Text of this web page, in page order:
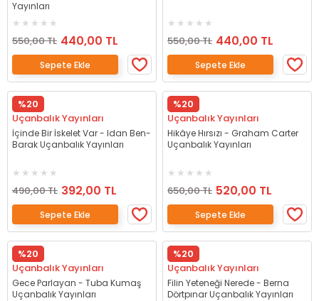
Yayınları
550,00 TL 440,00 TL
Sepete Ekle
550,00 TL 440,00 TL
Sepete Ekle
%20
Uçanbalık Yayınları
İçinde Bir İskelet Var - Idan Ben-
Barak Uçanbalık Yayınları
490,00 TL 392,00 TL
Sepete Ekle
%20
Uçanbalık Yayınları
Hikâye Hırsızı - Graham Carter
Uçanbalık Yayınları
650,00 TL 520,00 TL
Sepete Ekle
%20
Uçanbalık Yayınları
Gece Parlayan - Tuba Kumaş
Uçanbalık Yayınları
%20
Uçanbalık Yayınları
Filin Yeteneği Nerede - Berna
Dörtpınar Uçanbalık Yayınları